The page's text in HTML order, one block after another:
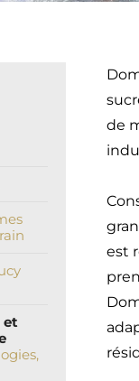
et
de
est